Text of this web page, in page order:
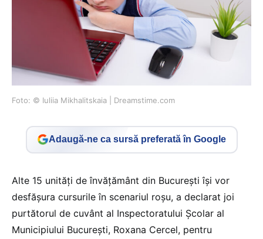
Foto: © Iuliia Mikhalitskaia | Dreamstime.com
Adaugă-ne ca sursă preferată în Google
Alte 15 unităţi de învăţământ din Bucureşti îşi vor
desfăşura cursurile în scenariul roşu, a declarat joi
purtătorul de cuvânt al Inspectoratului Şcolar al
Municipiului Bucureşti, Roxana Cercel, pentru